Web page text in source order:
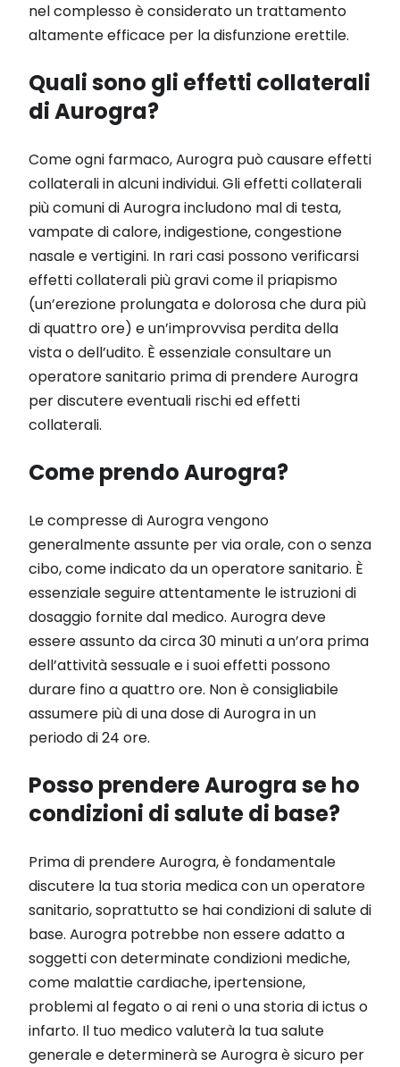
nel complesso è considerato un trattamento
altamente efficace per la disfunzione erettile.
Quali sono gli effetti collaterali
di Aurogra?
Come ogni farmaco, Aurogra può causare effetti
collaterali in alcuni individui. Gli effetti collaterali
più comuni di Aurogra includono mal di testa,
vampate di calore, indigestione, congestione
nasale e vertigini. In rari casi possono verificarsi
effetti collaterali più gravi come il priapismo
(un’erezione prolungata e dolorosa che dura più
di quattro ore) e un’improvvisa perdita della
vista o dell’udito. È essenziale consultare un
operatore sanitario prima di prendere Aurogra
per discutere eventuali rischi ed effetti
collaterali.
Come prendo Aurogra?
Le compresse di Aurogra vengono
generalmente assunte per via orale, con o senza
cibo, come indicato da un operatore sanitario. È
essenziale seguire attentamente le istruzioni di
dosaggio fornite dal medico. Aurogra deve
essere assunto da circa 30 minuti a un’ora prima
dell’attività sessuale e i suoi effetti possono
durare fino a quattro ore. Non è consigliabile
assumere più di una dose di Aurogra in un
periodo di 24 ore.
Posso prendere Aurogra se ho
condizioni di salute di base?
Prima di prendere Aurogra, è fondamentale
discutere la tua storia medica con un operatore
sanitario, soprattutto se hai condizioni di salute di
base. Aurogra potrebbe non essere adatto a
soggetti con determinate condizioni mediche,
come malattie cardiache, ipertensione,
problemi al fegato o ai reni o una storia di ictus o
infarto. Il tuo medico valuterà la tua salute
generale e determinerà se Aurogra è sicuro per